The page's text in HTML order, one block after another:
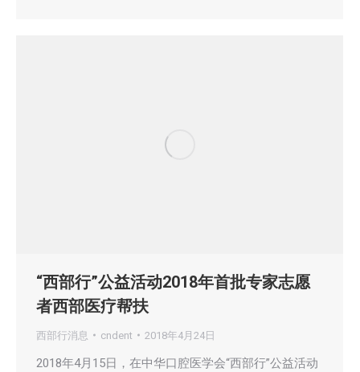
“西部行”公益活动2018年首批专家志愿
者西部医疗帮扶
西部行消息 cndent 2018年4月24日
2018年4月15日，在中华口腔医学会“西部行”公益活动